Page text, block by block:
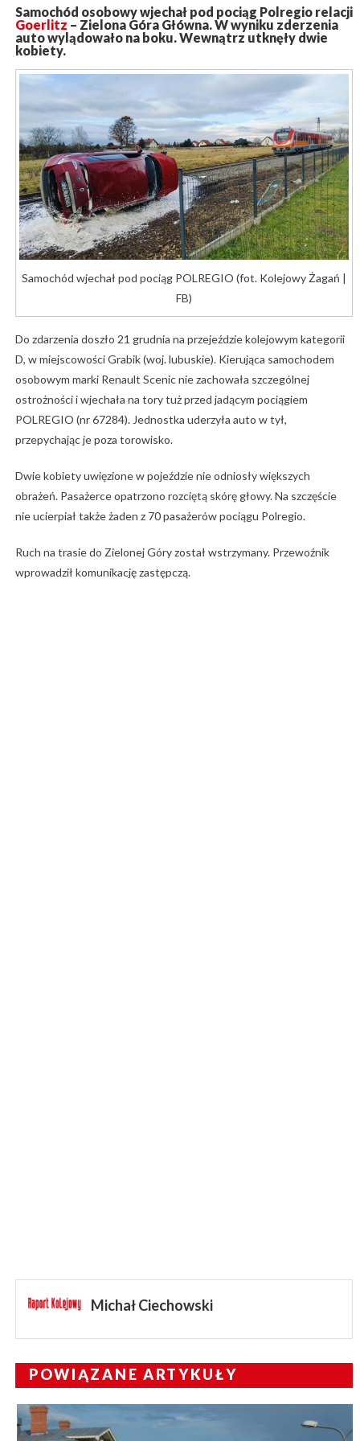
Samochód osobowy wjechał pod pociąg Polregio relacji
Goerlitz – Zielona Góra Główna. W wyniku zderzenia
auto wylądowało na boku. Wewnątrz utknęły dwie
kobiety.
Samochód wjechał pod pociąg POLREGIO (fot. Kolejowy Żagań |
FB)
Do zdarzenia doszło 21 grudnia na przejeździe kolejowym kategorii
D, w miejscowości Grabik (woj. lubuskie). Kierująca samochodem
osobowym marki Renault Scenic nie zachowała szczególnej
ostrożności i wjechała na tory tuż przed jadącym pociągiem
POLREGIO (nr 67284). Jednostka uderzyła auto w tył,
przepychając je poza torowisko.
Dwie kobiety uwięzione w pojeździe nie odniosły większych
obrażeń. Pasażerce opatrzono rozciętą skórę głowy. Na szczęście
nie ucierpiał także żaden z 70 pasażerów pociągu Polregio.
Ruch na trasie do Zielonej Góry został wstrzymany. Przewoźnik
wprowadził komunikację zastępczą.
Michał Ciechowski
POWIĄZANE ARTYKUŁY